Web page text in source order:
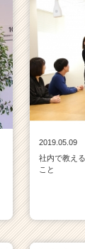
2019.05.09
社内で教え
こと